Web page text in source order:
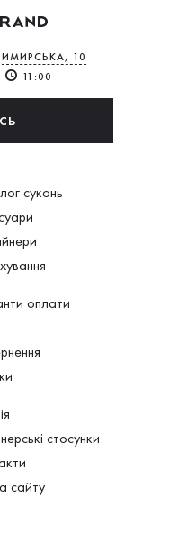
10
11:00
суконь
оплати
стосунки
сайту